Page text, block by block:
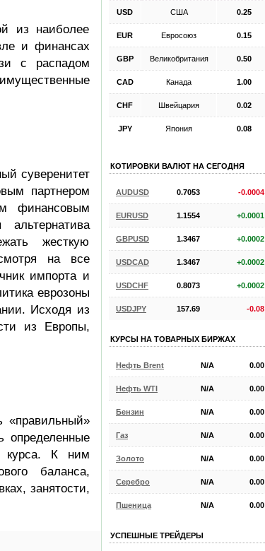
из наиболее
и финансах
с распадом
суверенитет
партнером
финансовым
жесткую
на все
импорта и
еврозоны
Исходя из
из Европы,
«правильный»
определенные
курса. К ним
баланса,
занятости,
USD США 0.25
EUR Евросоюз 0.15
GBP Великобритания 0.50
CAD Канада 1.00
CHF Швейцария 0.02
JPY Япония 0.08
КОТИРОВКИ ВАЛЮТ НА СЕГОДНЯ
AUDUSD 0.7053 -0.0004
EURUSD 1.1554 +0.0001
GBPUSD 1.3467 +0.0002
USDCAD 1.3467 +0.0002
USDCHF 0.8073 +0.0002
USDJPY 157.69 -0.08
КУРСЫ НА ТОВАРНЫХ БИРЖАХ
Нефть Brent N/A 0.00
Нефть WTI N/A 0.00
Бензин N/A 0.00
Газ N/A 0.00
Золото N/A 0.00
Серебро N/A 0.00
Пшеница N/A 0.00
УСПЕШНЫЕ ТРЕЙДЕРЫ